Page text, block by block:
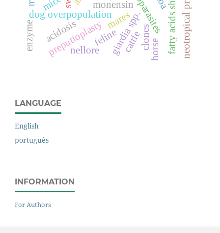
dog overpopulation
monensin neotropical primate
giardia spp.clones
mares
preputioplastyfelinecattle
acidosis
horse
nellore
enzyme
LANGUAGE
English
português
INFORMATION
For Authors